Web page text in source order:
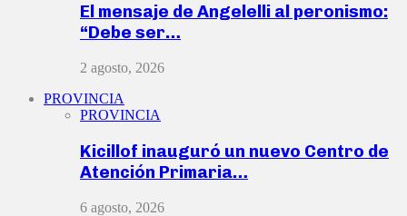
El mensaje de Angelelli al peronismo:
“Debe ser…
2 agosto, 2026
PROVINCIA
PROVINCIA
Kicillof inauguró un nuevo Centro de
Atención Primaria…
6 agosto, 2026